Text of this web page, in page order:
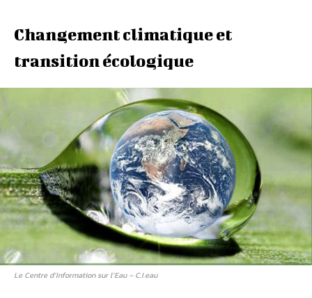
Changement climatique et
transition écologique
Le Centre d’Information sur l’Eau – C.I.eau